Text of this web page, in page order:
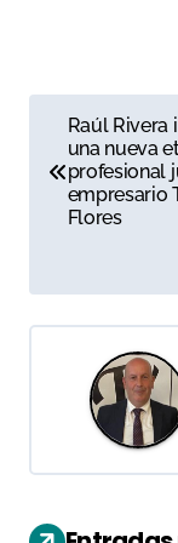
a
g
i
ó
Raúl Rivera
una nueva
profesional
empresario
Flores